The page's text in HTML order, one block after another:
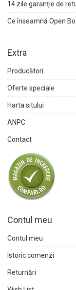
14 zile garanție de
Ce înseamnă Open
Extra
Producători
Oferte speciale
Harta sitului
ANPC
Contact
Contul meu
Contul meu
Istoric comenzi
Returnări